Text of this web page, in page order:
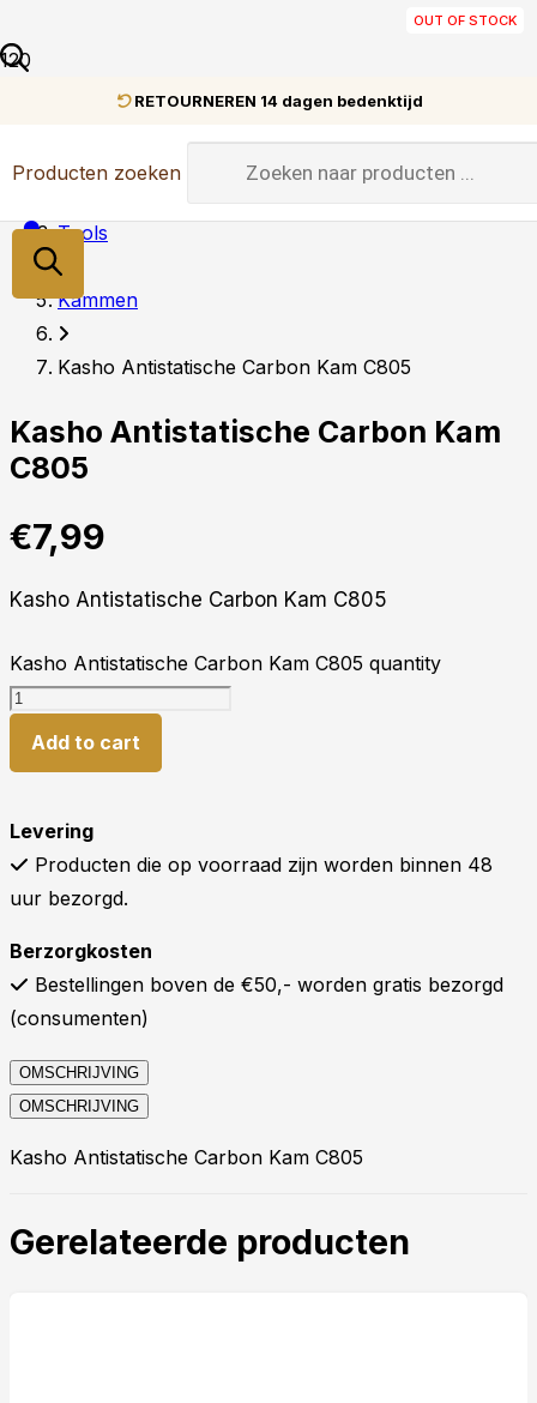
RETOURNEREN 14 dagen bedenktijd
Producten zoeken
Home
Tools
Kammen
Kasho Antistatische Carbon Kam C805
Kasho Antistatische Carbon Kam
C805
€7,99
Kasho Antistatische Carbon Kam C805
Kasho Antistatische Carbon Kam C805 quantity
Add to cart
Levering
Producten die op voorraad zijn worden binnen 48
uur bezorgd.
Berzorgkosten
Bestellingen boven de €50,- worden gratis bezorgd
(consumenten)
OMSCHRIJVING
OMSCHRIJVING
Kasho Antistatische Carbon Kam C805
Gerelateerde producten
IN STOCK
IN STOCK
IN STOCK
IN STOCK
OUT OF STOCK
IN STOCK
IN STOCK
IN STOCK
OUT OF STOCK
OUT OF STOCK